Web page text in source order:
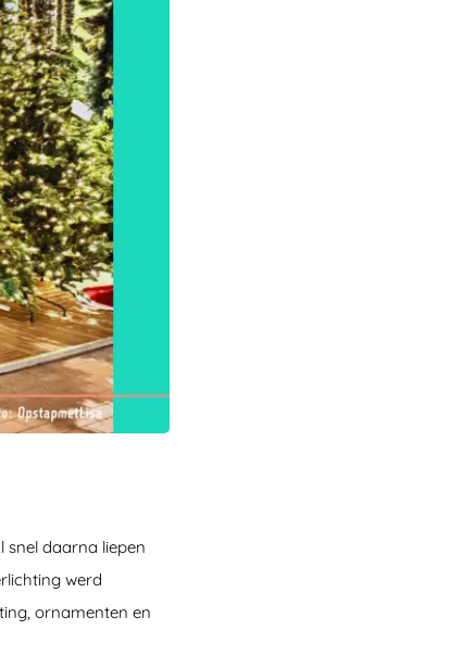
snel daarna liepen
werd
ornamenten en